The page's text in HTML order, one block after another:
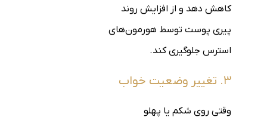
کاهش دهد و از افزایش روند
پیری پوست توسط هورمون‌های
استرس جلوگیری کند.
۳. تغییر وضعیت خواب
وقتی روی شکم یا پهلو